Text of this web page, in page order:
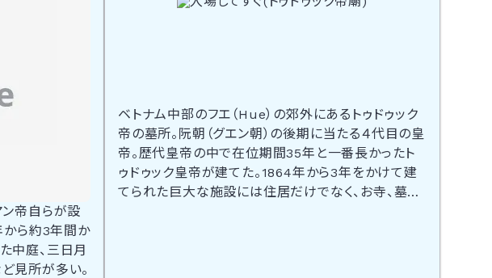
ン帝自らが設
から約3年間か
中庭、三日月
見所が多い。
ベトナム中部のフエ（Hue）の郊外にあるトゥドゥック
帝の墓所。阮朝（グエン朝）の後期に当たる４代目の皇
帝。歴代皇帝の中で在位期間35年と一番長かったト
ゥドゥック皇帝が建てた。1864年から3年をかけて建
てられた巨大な施設には住居だけでなく、お寺、墓、